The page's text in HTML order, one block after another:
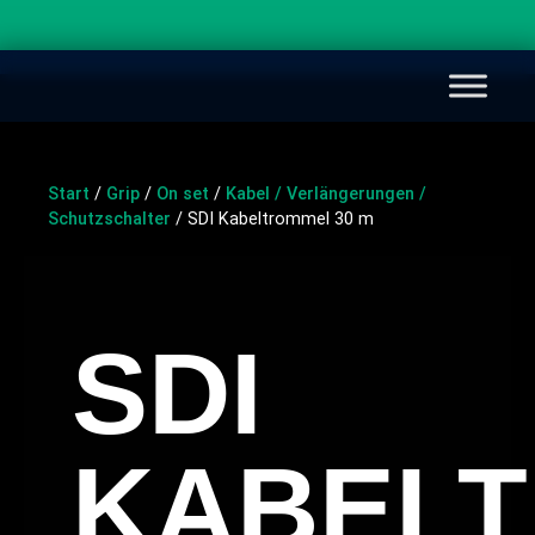
Start / Grip / On set / Kabel / Verlängerungen /
Schutzschalter / SDI Kabeltrommel 30 m
SDI